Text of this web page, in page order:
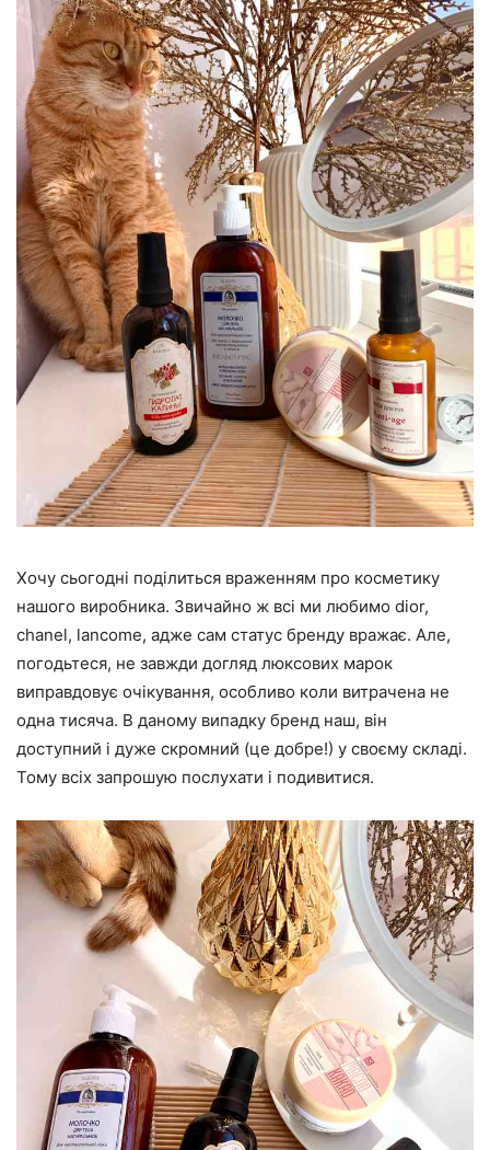
Хочу сьогодні поділиться враженням про косметику
нашого виробника. Звичайно ж всі ми любимо dior,
chanel, lancome, адже сам статус бренду вражає. Але,
погодьтеся, не завжди догляд люксових марок
виправдовує очікування, особливо коли витрачена не
одна тисяча. В даному випадку бренд наш, він
доступний і дуже скромний (це добре!) у своєму складі.
Тому всіх запрошую послухати і подивитися.